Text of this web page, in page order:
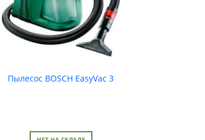
Пылесос BOSCH EasyVac 3